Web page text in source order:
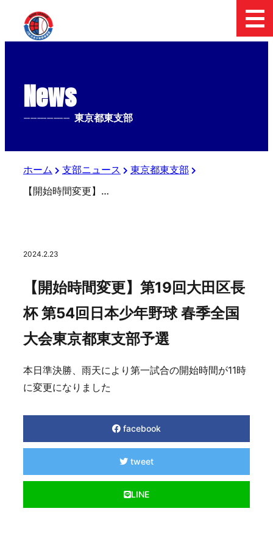
News
-------------- 東京都東支部
ホーム 支部ニュース
東京都東支部
【開始時間変更】第19回大田区長杯 第54回日本少年野球 春季全国大会東京都東支部予選
2024.2.23
【開始時間変更】第19回大田区長
杯 第54回日本少年野球 春季全国
大会東京都東支部予選
本日準決勝、雨天により第一試合の開始時間が11時
に変更になりました
facebook
tweet
LINE